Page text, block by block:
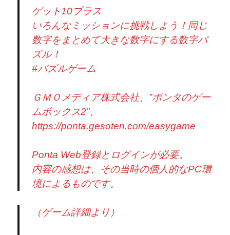
ゲット10プラス
いろんなミッションに挑戦しよう！同じ
数字をまとめて大きな数字にする数字パ
ズル！
#パズルゲーム
ＧＭＯメディア株式会社、”ポンタのゲー
ムボックス2”、
https://ponta.gesoten.com/easygame
Ponta Web登録とログインが必要。
内容の感想は、その当時の個人的なPC環
境によるものです。
（ゲーム詳細より）